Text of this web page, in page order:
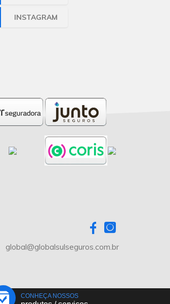
INSTAGRAM
CONHEÇA NOSSOS
global@globalsulseguros.com.br